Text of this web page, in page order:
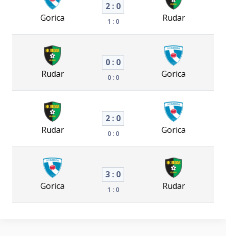
Gorica
2 : 0
1 : 0 Rudar
Rudar
0 : 0
0 : 0 Gorica
Rudar
2 : 0
0 : 0 Gorica
Gorica
3 : 0
1 : 0 Rudar